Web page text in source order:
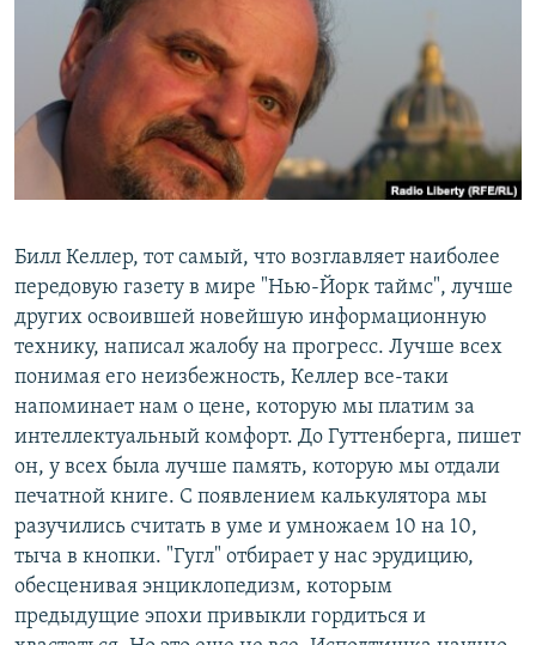
СИБИРЬ.РЕАЛИИ
РАСПИСАНИЕ ВЕЩАНИЯ
ПОДПИШИТЕСЬ НА РАССЫЛКУ
СОЦИАЛЬНЫЕ СЕТИ
Все сайты РСЕ/РС
Билл Келлер, тот самый, что возглавляет наиболее
передовую газету в мире "Нью-Йорк таймс", лучше
других освоившей новейшую информационную
технику, написал жалобу на прогресс. Лучше всех
понимая его неизбежность, Келлер все-таки
напоминает нам о цене, которую мы платим за
интеллектуальный комфорт. До Гуттенберга, пишет
он, у всех была лучше память, которую мы отдали
печатной книге. С появлением калькулятора мы
разучились считать в уме и умножаем 10 на 10,
тыча в кнопки. "Гугл" отбирает у нас эрудицию,
обесценивая энциклопедизм, которым
предыдущие эпохи привыкли гордиться и